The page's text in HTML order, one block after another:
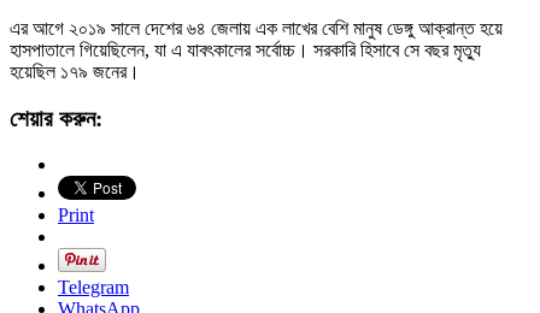
এর আগে ২০১৯ সালে দেশের ৬৪ জেলায় এক লাখের বেশি মানুষ ডেঙ্গু আক্রান্ত হয়ে
হাসপাতালে গিয়েছিলেন, যা এ যাবৎকালের সর্বোচ্চ। সরকারি হিসাবে সে বছর মৃত্যু
হয়েছিল ১৭৯ জনের।
শেয়ার করুন:
Print
Telegram